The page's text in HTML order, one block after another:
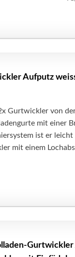
Aufputz
Gurtwickler von
mit einer
ist er
mit einem